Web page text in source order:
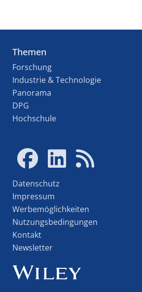
Themen
Forschung
Industrie & Technologie
Panorama
DPG
Hochschule
Datenschutz
Impressum
Werbemöglichkeiten
Nutzungsbedingungen
Kontakt
Newsletter